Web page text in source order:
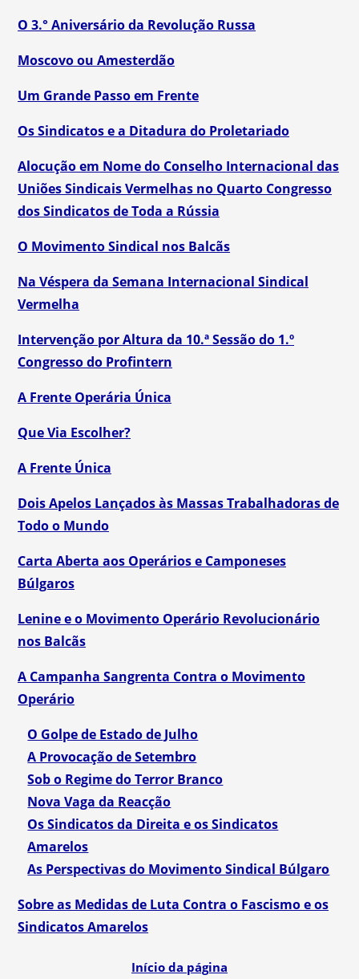
O 3.° Aniversário da Revolução Russa
Moscovo ou Amesterdão
Um Grande Passo em Frente
Os Sindicatos e a Ditadura do Proletariado
Alocução em Nome do Conselho Internacional das
Uniões Sindicais Vermelhas no Quarto Congresso
dos Sindicatos de Toda a Rússia
O Movimento Sindical nos Balcãs
Na Véspera da Semana Internacional Sindical
Vermelha
Intervenção por Altura da 10.ª Sessão do 1.º
Congresso do Profintern
A Frente Operária Única
Que Via Escolher?
A Frente Única
Dois Apelos Lançados às Massas Trabalhadoras de
Todo o Mundo
Carta Aberta aos Operários e Camponeses
Búlgaros
Lenine e o Movimento Operário Revolucionário
nos Balcãs
A Campanha Sangrenta Contra o Movimento
Operário
O Golpe de Estado de Julho
A Provocação de Setembro
Sob o Regime do Terror Branco
Nova Vaga da Reacção
Os Sindicatos da Direita e os Sindicatos
Amarelos
As Perspectivas do Movimento Sindical Búlgaro
Sobre as Medidas de Luta Contra o Fascismo e os
Sindicatos Amarelos
Início da página